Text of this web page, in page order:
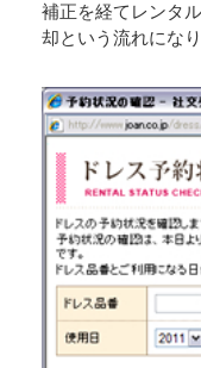
補正を経てレンタ
却という流れになり